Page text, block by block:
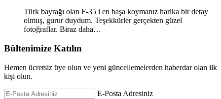
Türk bayrağı olan F-35 i en başa koymanız harika bir detay
olmuş, gurur duydum. Teşekkürler gerçekten güzel
fotoğraflar. Biraz daha…
Bültenimize Katılın
Hemen ücretsiz üye olun ve yeni güncellemelerden haberdar olan ilk
kişi olun.
E-Posta Adresiniz